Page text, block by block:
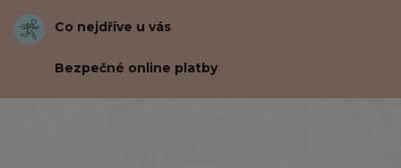
Co nejdříve u vás
Bezpečné online platby